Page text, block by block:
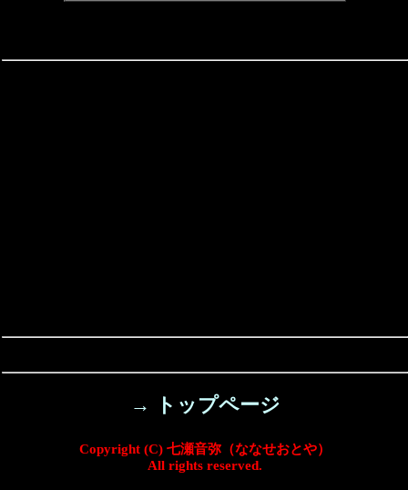
→ トップページ
Copyright (C) 七瀬音弥（ななせおとや）
All rights reserved.